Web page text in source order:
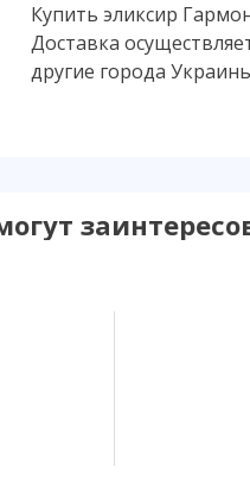
Купить эликсир
Доставка
другие города